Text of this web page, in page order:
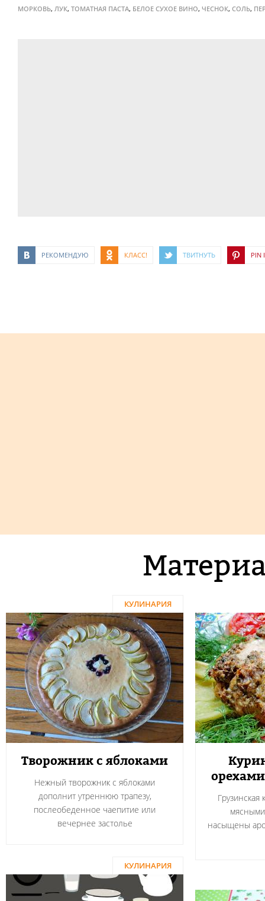
МОРКОВЬ, ЛУК, ТОМАТНАЯ ПАСТА, БЕЛОЕ СУХОЕ ВИНО, ЧЕСНОК, СОЛЬ,
РЕКОМЕНДУЮ КЛАСС! ТВИТНУТЬ PIN
КУЛИНАРИЯ
Творожник с яблоками
Нежный творожник с яблоками
дополнит утреннюю трапезу,
послеобеденное чаепитие или
вечернее застолье
Грузинская
насыщены
КУЛИНАРИЯ